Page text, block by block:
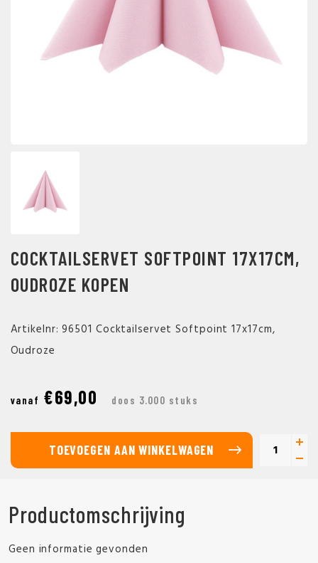
COCKTAILSERVET SOFTPOINT 17X17CM,
OUDROZE KOPEN
Artikelnr: 96501 Cocktailservet Softpoint 17x17cm,
Oudroze
vanaf €69,00 doos 3.000 stuks
TOEVOEGEN AAN WINKELWAGEN
Productomschrijving
Geen informatie gevonden